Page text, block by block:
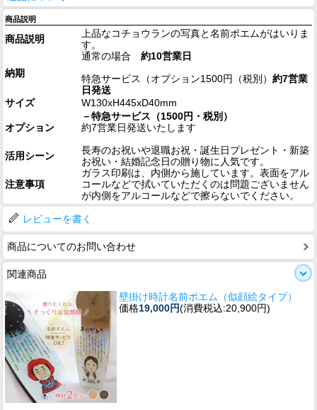
商品説明
商品説明
上品なコチョウランの写真と名前ポエムがはいりま
す。
納期
通常の場合 約10営業日
特急サービス（オプション1500円（税別） 約7営業
日発送
サイズ
W130xH445xD40mm
オプション
－特急サービス（1500円・税別）
約7営業日発送いたします
活用シーン
長寿のお祝いや退職お祝・誕生日プレゼント・新築
お祝い・結婚記念日の贈り物に人気です。
注意事項
ガラス印刷は、内側から施しています。表面をアル
コールなどで拭いていただくのは問題ございません
が内側をアルコールなどで擦らないでください。
レビューを書く
商品についてのお問い合わせ
関連商品
壁掛け時計名前ポエム（似顔絵タイプ）
価格19,000円(消費税込:20,900円)